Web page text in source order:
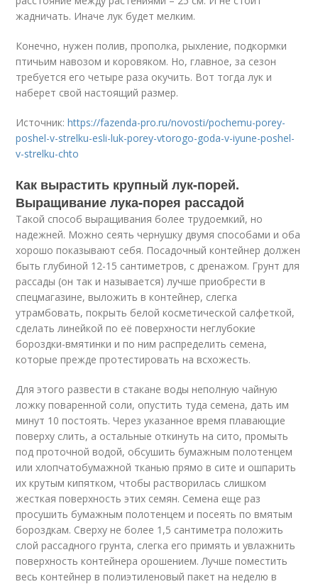
жадничать. Иначе лук будет мелким.
Конечно, нужен полив, прополка, рыхление, подкормки
птичьим навозом и коровяком. Но, главное, за сезон
требуется его четыре раза окучить. Вот тогда лук и
наберет свой настоящий размер.
Источник:https://fazenda-pro.ru/novosti/pochemu-porey-
poshel-v-strelku-esli-luk-porey-vtorogo-goda-v-iyune-poshel-
v-strelku-chto
Как вырастить крупный лук-порей.
Выращивание лука-порея рассадой
Такой способ выращивания более трудоемкий, но
надежней. Можно сеять чернушку двумя способами и оба
хорошо показывают себя. Посадочный контейнер должен
быть глубиной 12-15 сантиметров, с дренажом. Грунт для
рассады (он так и называется) лучше приобрести в
спецмагазине, выложить в контейнер, слегка
утрамбовать, покрыть белой косметической салфеткой,
сделать линейкой по её поверхности неглубокие
бороздки-вмятинки и по ним распределить семена,
которые прежде протестировать на всхожесть.
Для этого развести в стакане воды неполную чайную
ложку поваренной соли, опустить туда семена, дать им
минут 10 постоять. Через указанное время плавающие
поверху слить, а остальные откинуть на сито, промыть
под проточной водой, обсушить бумажным полотенцем
или хлопчатобумажной тканью прямо в сите и ошпарить
их крутым кипятком, чтобы растворилась слишком
жесткая поверхность этих семян. Семена еще раз
просушить бумажным полотенцем и посеять по вмятым
бороздкам. Сверху не более 1,5 сантиметра положить
слой рассадного грунта, слегка его примять и увлажнить
поверхность контейнера орошением. Лучше поместить
весь контейнер в полиэтиленовый пакет на неделю в